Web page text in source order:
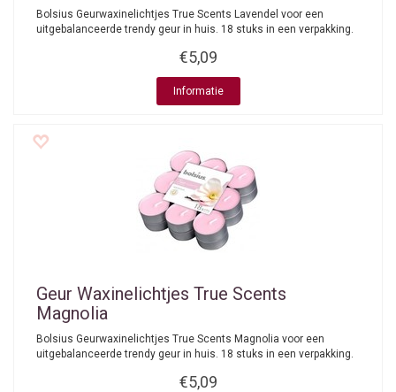
Bolsius Geurwaxinelichtjes True Scents Lavendel voor een
uitgebalanceerde trendy geur in huis. 18 stuks in een verpakking.
€5,09
Informatie
Geur Waxinelichtjes True Scents
Magnolia
Bolsius Geurwaxinelichtjes True Scents Magnolia voor een
uitgebalanceerde trendy geur in huis. 18 stuks in een verpakking.
€5,09